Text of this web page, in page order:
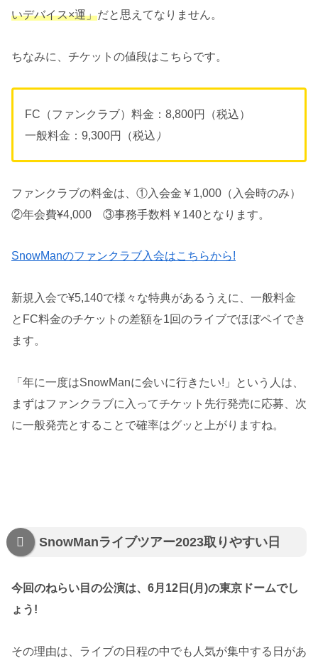
いデバイス×運」だと思えてなりません。
ちなみに、チケットの値段はこちらです。
FC（ファンクラブ）料金：8,800円（税込）
一般料金：9,300円（税込 ）
ファンクラブの料金は、①入会金￥1,000（入会時のみ）
②年会費¥4,000 ③事務手数料￥140となります。
SnowManのファンクラブ入会はこちらから!
新規入会で¥5,140で様々な特典があるうえに、一般料金
とFC料金のチケットの差額を1回のライブでほぼペイでき
ます。
「年に一度はSnowManに会いに行きたい!」という人は、
まずはファンクラブに入ってチケット先行発売に応募、次
に一般発売とすることで確率はグッと上がりますね。
SnowManライブツアー2023取りやすい日
今回のねらい目の公演は、6月12日(月)の東京ドームでし
ょう!
その理由は、ライブの日程の中でも人気が集中する日があ